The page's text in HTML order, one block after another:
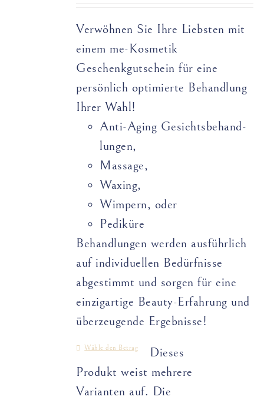
Verwöhnen Sie Ihre Liebsten mit
einem me-Kosmetik
Geschenkgutschein für eine
persönlich optimierte Behandlung
Ihrer Wahl!
Anti-Aging Gesichts­­­­behand­­
lungen,
Massage,
Waxing,
Wimpern, oder
Pediküre
Behandlungen werden ausführlich
auf individuellen Bedürfnisse
abgestimmt und sorgen für eine
einzigartige Beauty-Erfahrung und
überzeugende Ergebnisse!
Wähle den Betrag
Dieses
Produkt weist mehrere
Varianten auf. Die